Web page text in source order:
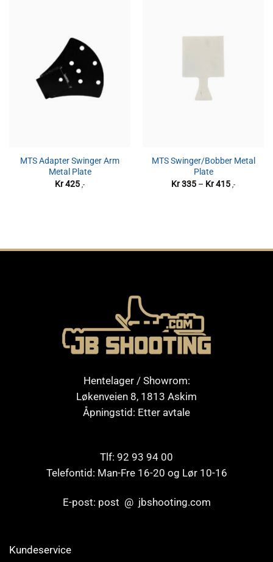
MTS Adapter Swinger Arm
Metal Plate
Kr425 ,-
MTS Swinger/Bobber Metal
Plate
Kr335 – Kr415
Kr 335
,-
Hentelager / Showrom:
Løkenveien 8, 1813 Askim
Åpningstid: Etter avtale
Tlf: 92 93 94 00
Telefontid: Man-Fre 16-20 og Lør 10-16
E-post: post @ jbshooting.com
Kundeservice